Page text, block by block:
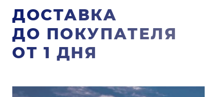
ДОСТАВКА
ДО ПОКУПАТЕЛЯ
ОТ 1 ДНЯ